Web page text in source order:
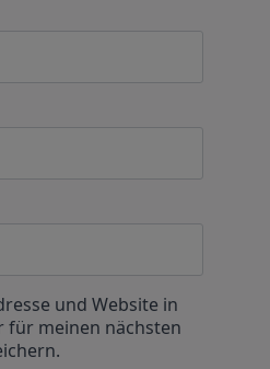
und Website in
für meinen nächsten